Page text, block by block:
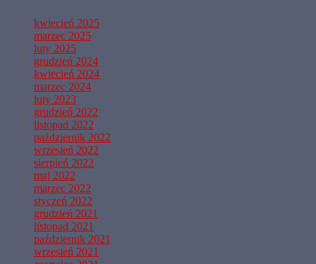
kwiecień 2025
marzec 2025
luty 2025
grudzień 2024
kwiecień 2024
marzec 2024
luty 2023
grudzień 2022
listopad 2022
październik 2022
wrzesień 2022
sierpień 2022
maj 2022
marzec 2022
styczeń 2022
grudzień 2021
listopad 2021
październik 2021
wrzesień 2021